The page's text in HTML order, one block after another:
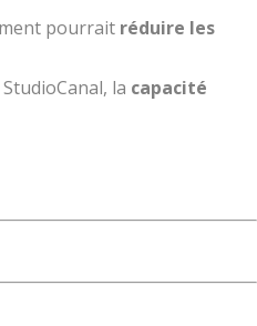
pourrait réduire les
la capacité